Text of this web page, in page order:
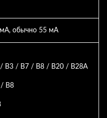
обычно 55 мА
/ B3 / B7 / B8 / B20 / B28A
B8